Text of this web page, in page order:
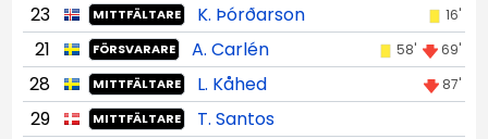
23
MITTFÄLTARE K. Þórðarson 16'
21 FÖRSVARARE A. Carlén 58' 69'
28 MITTFÄLTARE L. Kåhed 87'
29 MITTFÄLTARE
T. Santos